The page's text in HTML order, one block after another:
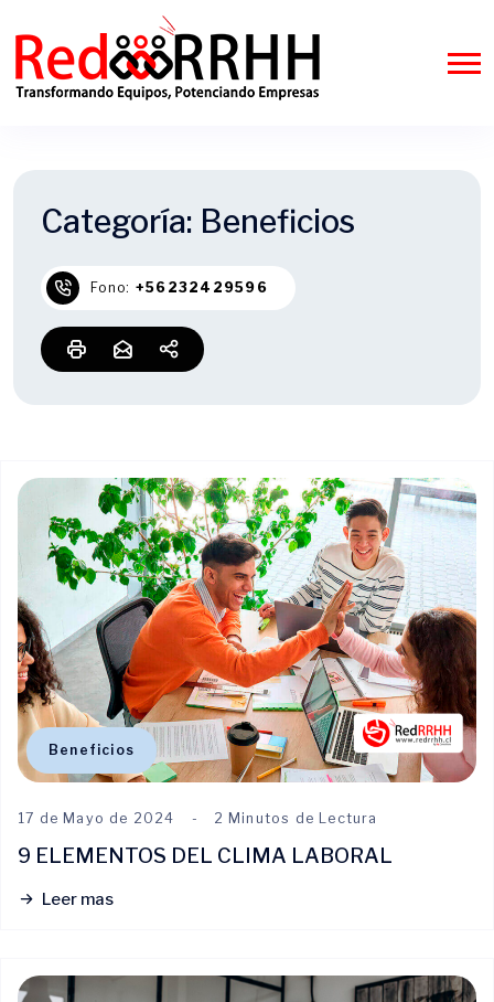
Categoría: Beneficios
Fono: +56232429596
Beneficios
17 de Mayo de 2024 2 Minutos de Lectura
9 ELEMENTOS DEL CLIMA LABORAL
Leer mas